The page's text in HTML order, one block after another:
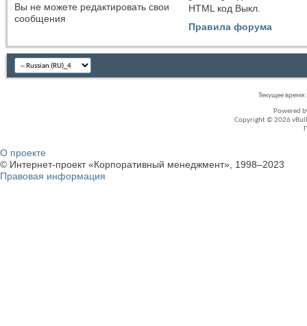
Вы не можете редактировать свои
сообщения
HTML код Выкл.
Правила форума
Текущее время:
Powered
Copyright © 2026
О проекте
© Интернет-проект «Корпоративный менеджмент», 1998–2023
Правовая информация